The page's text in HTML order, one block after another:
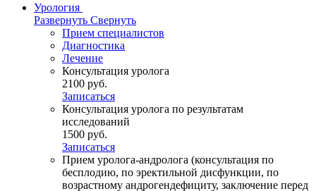
Урология
Развернуть Свернуть
Прием специалистов
Диагностика
Лечение
Консультация уролога
2100 руб.
Записаться
Консультация уролога по результатам
исследований
1500 руб.
Записаться
Прием уролога-андролога (консультация по
бесплодию, по эректильной дисфункции, по
возрастному андрогендефициту, заключение перед